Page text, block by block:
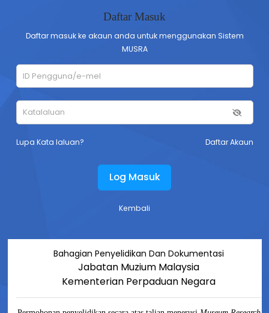
Daftar Masuk
Daftar masuk ke akaun anda untuk menggunakan Sistem
MUSRA
Lupa Kata laluan? Daftar Akaun
Log Masuk
Kembali
Bahagian Penyelidikan Dan Dokumentasi
Jabatan Muzium Malaysia
Kementerian Perpaduan Negara